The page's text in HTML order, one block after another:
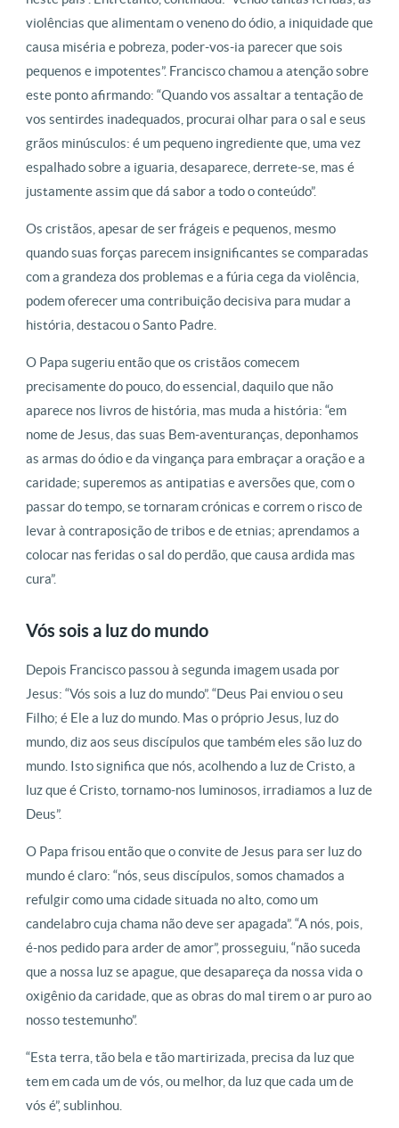
violências que alimentam o veneno do ódio, a iniquidade que
causa miséria e pobreza, poder-vos-ia parecer que sois
pequenos e impotentes”. Francisco chamou a atenção sobre
este ponto afirmando: “Quando vos assaltar a tentação de
vos sentirdes inadequados, procurai olhar para o sal e seus
grãos minúsculos: é um pequeno ingrediente que, uma vez
espalhado sobre a iguaria, desaparece, derrete-se, mas é
justamente assim que dá sabor a todo o conteúdo”.
Os cristãos, apesar de ser frágeis e pequenos, mesmo
quando suas forças parecem insignificantes se comparadas
com a grandeza dos problemas e a fúria cega da violência,
podem oferecer uma contribuição decisiva para mudar a
história, destacou o Santo Padre.
O Papa sugeriu então que os cristãos comecem
precisamente do pouco, do essencial, daquilo que não
aparece nos livros de história, mas muda a história: “em
nome de Jesus, das suas Bem-aventuranças, deponhamos
as armas do ódio e da vingança para embraçar a oração e a
caridade; superemos as antipatias e aversões que, com o
passar do tempo, se tornaram crónicas e correm o risco de
levar à contraposição de tribos e de etnias; aprendamos a
colocar nas feridas o sal do perdão, que causa ardida mas
cura”.
Vós sois a luz do mundo
Depois Francisco passou à segunda imagem usada por
Jesus: “Vós sois a luz do mundo”. “Deus Pai enviou o seu
Filho; é Ele a luz do mundo. Mas o próprio Jesus, luz do
mundo, diz aos seus discípulos que também eles são luz do
mundo. Isto significa que nós, acolhendo a luz de Cristo, a
luz que é Cristo, tornamo-nos luminosos, irradiamos a luz de
Deus”.
O Papa frisou então que o convite de Jesus para ser luz do
mundo é claro: “nós, seus discípulos, somos chamados a
refulgir como uma cidade situada no alto, como um
candelabro cuja chama não deve ser apagada”. “A nós, pois,
é-nos pedido para arder de amor”, prosseguiu, “não suceda
que a nossa luz se apague, que desapareça da nossa vida o
oxigênio da caridade, que as obras do mal tirem o ar puro ao
nosso testemunho”.
“Esta terra, tão bela e tão martirizada, precisa da luz que
tem em cada um de vós, ou melhor, da luz que cada um de
vós é”, sublinhou.